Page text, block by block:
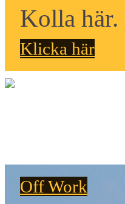
Kolla här.
Klicka här
Off Work